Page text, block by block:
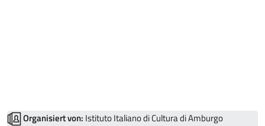
Organisiert von: Istituto Italiano di Cultura di Amburgo